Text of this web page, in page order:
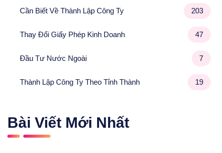
Cần Biết Về Thành Lập Công Ty 203
Thay Đổi Giấy Phép Kinh Doanh 47
Đầu Tư Nước Ngoài 7
Thành Lập Công Ty Theo Tỉnh Thành 19
Bài Viết Mới Nhất